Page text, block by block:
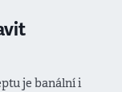
je banální i